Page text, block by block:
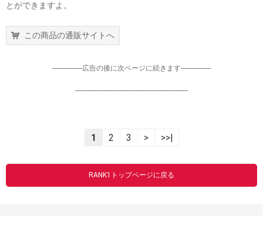
とができますよ。
この商品の通販サイトへ
-----------------広告の後に次ページに続きます-----------------
----------------------------------------------------------------
1 2 3 > >>|
RANK1トップページに戻る